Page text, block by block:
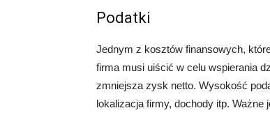
Podatki
Jednym z kosztów finansowych,
firma musi uiścić w celu wspierania
zmniejsza zysk netto. Wysokość
lokalizacja firmy, dochody itp. Ważne